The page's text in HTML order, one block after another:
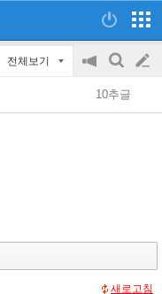
전체보기
공
지
on/off
검
색
글
쓰
10추글
새로고침